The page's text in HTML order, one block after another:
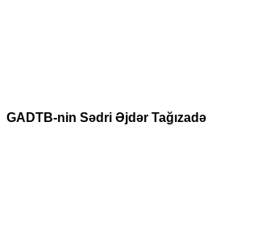
GADTB-nin Sədri Əjdər Tağızadə